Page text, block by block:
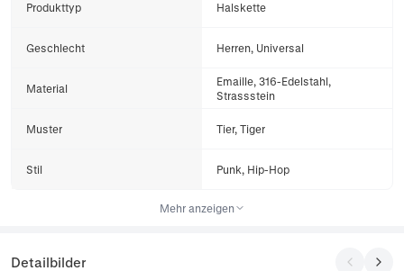
Produkttyp Halskette
Geschlecht Herren, Universal
Material
Emaille, 316-Edelstahl,
Strassstein
Muster Tier, Tiger
Stil Punk, Hip-Hop
Mehr anzeigen
Detailbilder